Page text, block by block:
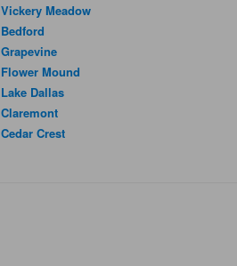
Vickery Meadow
Bedford
Grapevine
Flower Mound
Lake Dallas
Claremont
Cedar Crest